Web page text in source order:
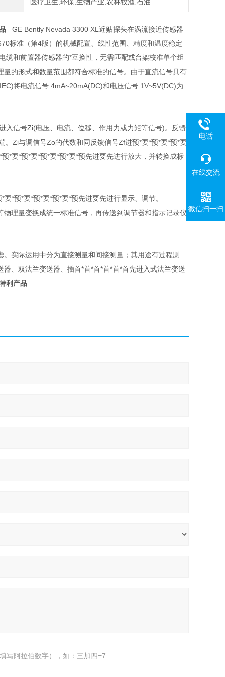
GE Bently Nevada 3300 XL近贴探头在涡流接近传感器
标准（第4版）的机械配置、线性范围、精度和温度稳定
和前置器传感器的*互换性，无需匹配或台架校准单个组
的形式和数量范围都符合标准的信号。由于直流信号具有
将电流信号 4mA~20mA(DC)和电压信号 1V~5V(DC)为
入信号Zi(电压、电流、位移、作用力或力矩等信号)。反馈
Zi与调信号Zo的代数和同反馈信号Zf进预*要*预*要*预*要
*要*预*要*预*要*预*要*预先进要先进行放大，并转换成标
*预*要*预*要*预*要*预先进要先进行显示、调节。
理量变换成统一标准信号，再传送到调节器和指示记录仪
实际运用中分为直接测量和间接测量；其用途有过程测
、双法兰变送器、插首*首*首*首*首*首先进入式法兰变送
利产品
写阿拉伯数字），如：三加四=7
电话
在线交流
微信扫一扫